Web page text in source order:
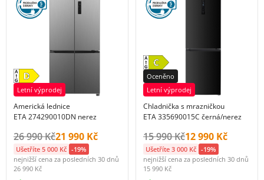
Letní výprodej
Americká lednice
ETA 274290010DN nerez
Původní cena s DPH:
26 990 KčCena s DPH:
21 990 Kč
Ušetříte 5 000 Kč -19%
nejnižší cena za posledních 30 dnů
26 990 Kč
Oceněno
Letní výprodej
Chladnička s mrazničkou
ETA 335690015C černá/nerez
Původní cena s DPH:
15 990 KčCena s DPH:
12 990 Kč
Ušetříte 3 000 Kč -19%
nejnižší cena za posledních 30 dnů
15 990 Kč